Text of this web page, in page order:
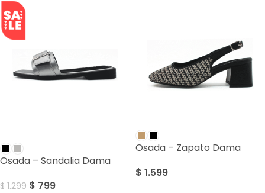
Osada – Sandalia Dama
$1.299 $ 799
Osada – Zapato Dama
$ 1.599